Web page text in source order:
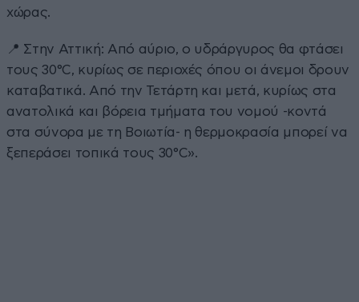
χώρας.
📍 Στην Αττική: Από αύριο, ο υδράργυρος θα φτάσει
τους 30°C, κυρίως σε περιοχές όπου οι άνεμοι δρουν
καταβατικά. Από την Τετάρτη και μετά, κυρίως στα
ανατολικά και βόρεια τμήματα του νομού -κοντά
στα σύνορα με τη Βοιωτία- η θερμοκρασία μπορεί να
ξεπεράσει τοπικά τους 30°C».